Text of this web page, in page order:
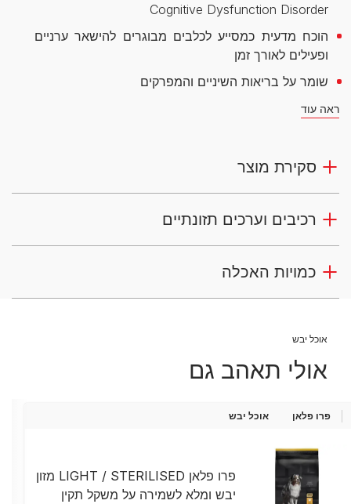
Cognitive Dysfunction Disorder
הוכח מדעית כמסייע לכלבים מבוגרים להישאר ערניים
ופעילים לאורך זמן
שומר על בריאות השיניים והמפרקים
ראה עוד
סקירת מוצר
רכיבים וערכים תזונתיים
כמויות האכלה
אוכל יבש
אולי תאהב גם
פרו פלאן אוכל יבש
פרו פלאן LIGHT / STERILISED מזון
יבש ומלא לשמירה על משקל תקין